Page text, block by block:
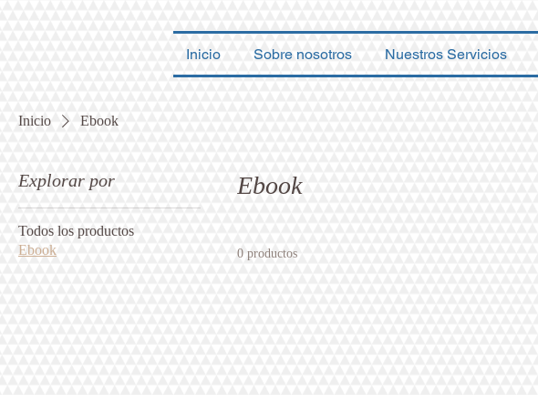
Inicio Sobre nosotros Nuestros Servicios
Inicio Ebook
Explorar por
Todos los productos
Ebook
Ebook
0 productos